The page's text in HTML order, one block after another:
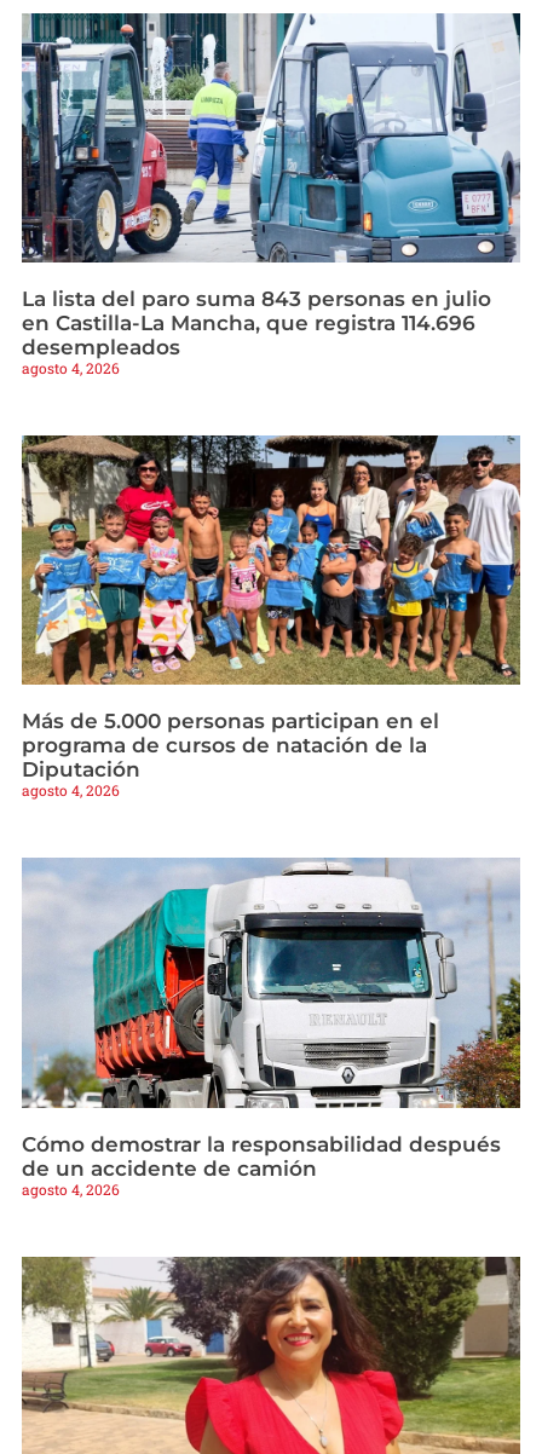
La lista del paro suma 843 personas en julio
en Castilla-La Mancha, que registra 114.696
desempleados
agosto 4, 2026
Más de 5.000 personas participan en el
programa de cursos de natación de la
Diputación
agosto 4, 2026
Cómo demostrar la responsabilidad después
de un accidente de camión
agosto 4, 2026